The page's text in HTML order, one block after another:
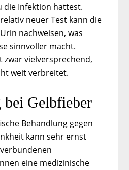
die Infektion hattest.
neuer Test kann die
nachweisen, was
sinnvoller macht.
zwar vielversprechend,
weit verbreitet.
bei Gelbfieber
Behandlung gegen
kann sehr ernst
eine medizinische